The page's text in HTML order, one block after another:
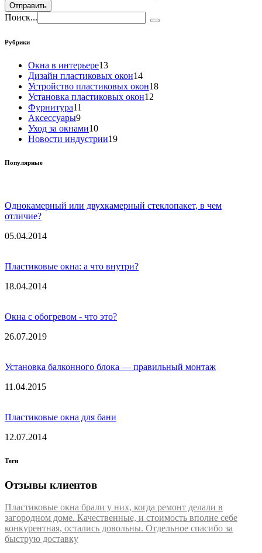
Отправить
Поиск...
Рубрики
Окна в интерьере13
Дизайн пластиковых окон14
Устройство пластиковых окон18
Установка пластиковых окон12
Фурнитура11
Аксессуары9
Уход за окнами10
Новости индустрии19
Популярные
Однокамерный или двухкамерный стеклопакет, в чем
отличие?
05.04.2014
Пластиковые окна: а что внутри?
18.04.2014
Окна с обогревом - что это?
26.07.2019
Установка балконного блока — правильный монтаж
11.04.2015
Пластиковые окна для бани
12.07.2014
Теги
Отзывы клиентов
Пластиковые окна брали у них, когда ремонт делали в
загородном доме. Качественные, и стоимость вполне себе
конкурентная, остались довольны. Отдельное спасибо за
быструю доставку